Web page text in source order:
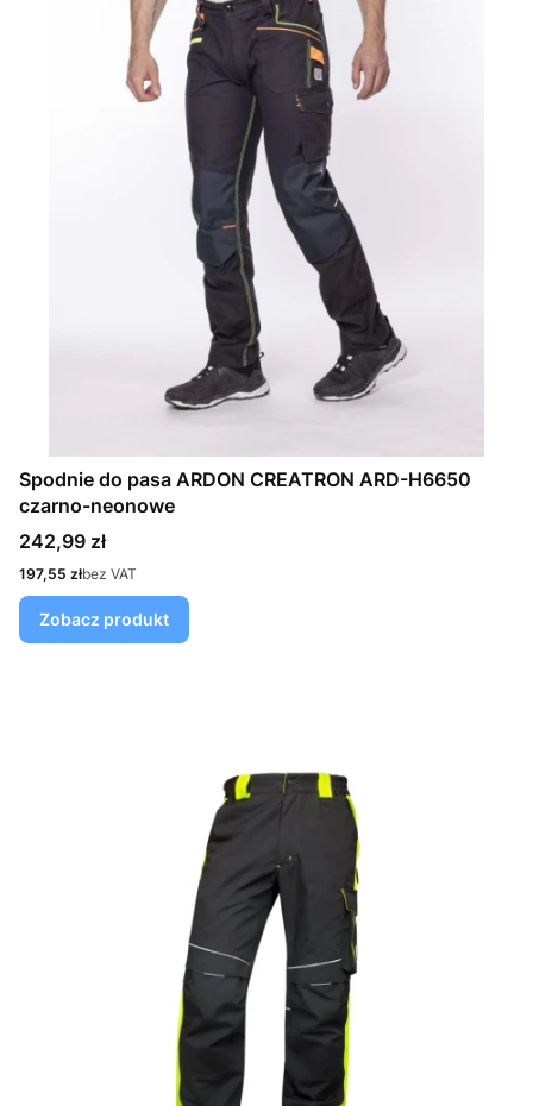
Spodnie do pasa ARDON CREATRON ARD-H6650
czarno-neonowe
Cena
242,99 zł
Cena
197,55 złbez VAT
Zobacz produkt